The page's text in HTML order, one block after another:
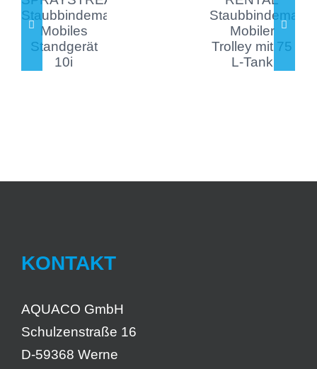
Trolley
KONTAKT
AQUACO GmbH
Schulzenstraße 16
D-59368 Werne